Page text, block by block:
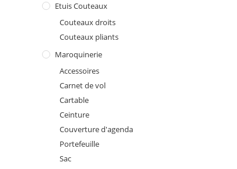
Etuis Couteaux
Couteaux droits
Couteaux pliants
Maroquinerie
Accessoires
Carnet de vol
Cartable
Ceinture
Couverture d'agenda
Portefeuille
Sac